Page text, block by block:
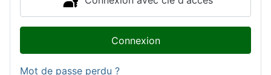
Connexion
Mot de passe perdu ?